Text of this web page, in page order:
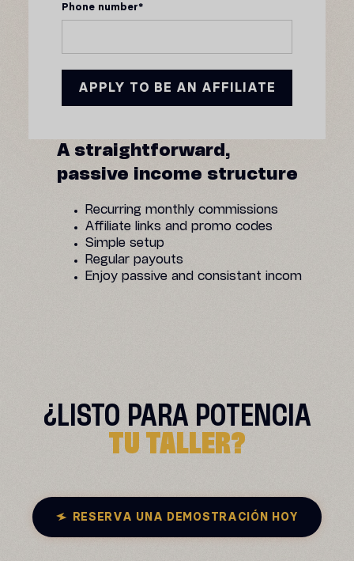
A straightforward,
passive income structure
Recurring monthly commissions
Affiliate links and promo codes
Simple setup
Regular payouts
Enjoy passive and consistant incom
Phone number*
¿LISTO PARA POTENCIA
TU TALLER?
RESERVA UNA DEMOSTRACIÓN HOY